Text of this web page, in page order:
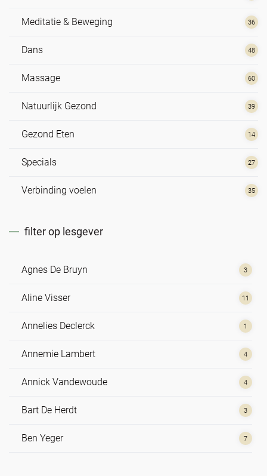
Meditatie & Beweging 36
Dans 48
Massage 60
Natuurlijk Gezond 39
Gezond Eten 14
Specials 27
Verbinding voelen 35
filter op lesgever
Agnes De Bruyn 3
Aline Visser 11
Annelies Declerck 1
Annemie Lambert 4
Annick Vandewoude 4
Bart De Herdt 3
Ben Yeger 7